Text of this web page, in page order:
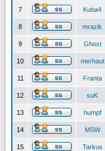
7 Kuba4
8 mrazik
9 Ghost
10 merhaut
11 Franta
12 suK
13 humpf
14 MSW
15 Tarkus